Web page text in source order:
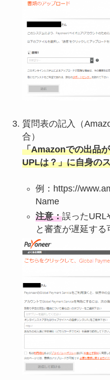
質問表の記入（
合）
「Amazonでの出品
UPLは？」に自身の
例：https://
Name
注意：誤ったURL
と審査が遅延する